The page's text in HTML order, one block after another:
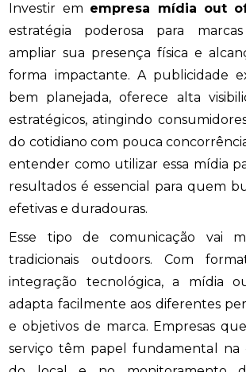
Investir em empresa mídia out
estratégia poderosa para
ampliar sua presença física e
forma impactante. A publicidade
bem planejada, oferece alta
estratégicos, atingindo
do cotidiano com pouca
entender como utilizar essa mídia
resultados é essencial para quem
efetivas e duradouras.
Esse tipo de comunicação vai
tradicionais outdoors. Com
integração tecnológica, a mídia
adapta facilmente aos diferentes
e objetivos de marca. Empresas
serviço têm papel fundamental na